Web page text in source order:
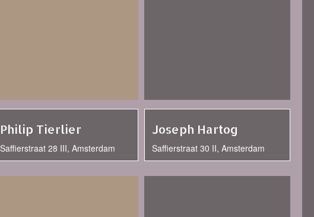
Philip Tierlier
Saffierstraat 28 III, Amsterdam
Joseph Hartog
Saffierstraat 30 II, Amsterdam